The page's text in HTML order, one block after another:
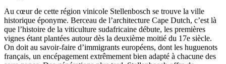
Au cœur de cette région vinicole Stellenbosch se trouve la ville
historique éponyme. Berceau de l’architecture Cape Dutch, c’est là
que l’histoire de la viticulture sudafricaine débute, les premières
vignes étant plantées autour dès la deuxième moitié du 17e siècle.
On doit au savoir-faire d’immigrants européens, dont les huguenots
français, un encépagement extrêmement bien adapté à chacune des